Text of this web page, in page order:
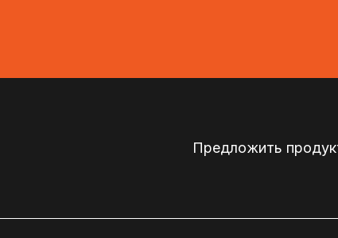
Предложить